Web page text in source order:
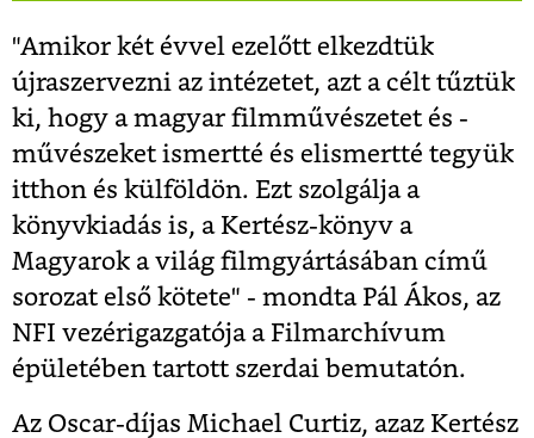
"Amikor két évvel ezelőtt elkezdtük
újraszervezni az intézetet, azt a célt tűztük
ki, hogy a magyar filmművészetet és -
művészeket ismertté és elismertté tegyük
itthon és külföldön. Ezt szolgálja a
könyvkiadás is, a Kertész-könyv a
Magyarok a világ filmgyártásában című
sorozat első kötete" - mondta Pál Ákos, az
NFI vezérigazgatója a Filmarchívum
épületében tartott szerdai bemutatón.
Az Oscar-díjas Michael Curtiz, azaz Kertész